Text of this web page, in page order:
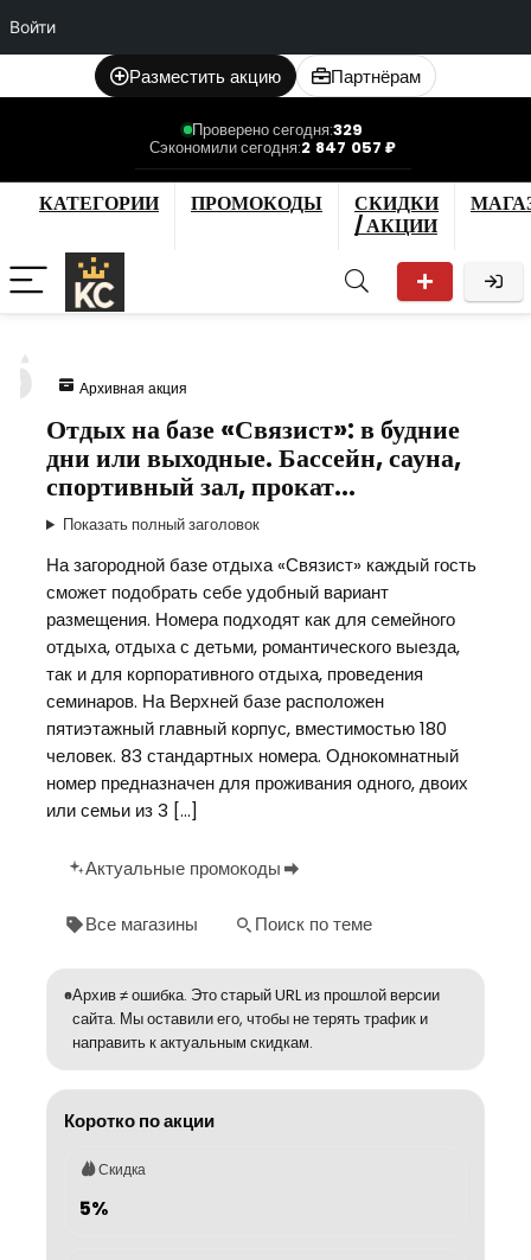
Войти
Разместить акцию Партнёрам
Проверено сегодня:329
Сэкономили сегодня:2 847 057 ₽
КАТЕГОРИИ ПРОМОКОДЫ
СКИДКИ
/ АКЦИИ
Архивная акция
Отдых на базе «Связист»: в будние
дни или выходные. Бассейн, сауна,
спортивный зал, прокат…
Показать полный заголовок
На загородной базе отдыха «Связист» каждый гость
сможет подобрать себе удобный вариант
размещения. Номера подходят как для семейного
отдыха, отдыха с детьми, романтического выезда,
так и для корпоративного отдыха, проведения
семинаров. На Верхней базе расположен
пятиэтажный главный корпус, вместимостью 180
человек. 83 стандартных номера. Однокомнатный
номер предназначен для проживания одного, двоих
или семьи из 3 […]
Актуальные промокоды
Все магазины Поиск по теме
Архив ≠ ошибка. Это старый URL из прошлой версии
сайта. Мы оставили его, чтобы не терять трафик и
направить к актуальным скидкам.
Коротко по акции
Скидка
5%